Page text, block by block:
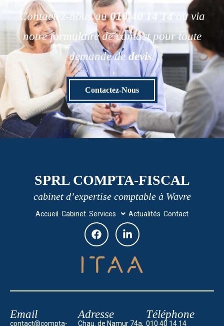
Contactez-nous au010 40 14 14
ou via
notre formulaire de contact pour toute
demande de devis.
Contactez-Nous
SPRL COMPTA-FISCAL
cabinet d’expertise comptable à Wavre
Accueil Cabinet Services Actualités Contact
Email
contact@compta-
Adresse
Chau. de Namur 74a,
Téléphone
010 40 14 14